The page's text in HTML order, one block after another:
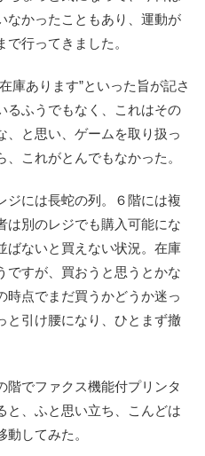
なかったこともあり、運動が
で行ってきました。
庫あります”といった旨が記さ
るふうでもなく、これはその
、と思い、ゲームを取り扱っ
これがとんでもなかった。
ジには長蛇の列。６階には複
は別のレジでも購入可能にな
ばないと買えない状況。在庫
ですが、買おうと思うとかな
時点でまだ買うかどうか迷っ
と引け腰になり、ひとまず撤
でファクス機能付プリンタ
と、ふと思い立ち、こんどは
動してみた。